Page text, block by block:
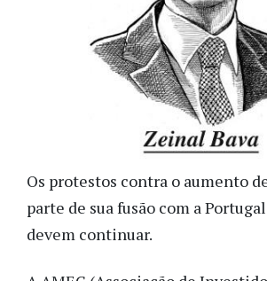
Os protestos contra o aumento
parte de sua fusão com a
devem continuar.